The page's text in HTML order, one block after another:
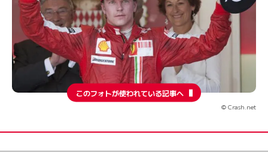
このフォトが使われている記事へ
© Crash.net